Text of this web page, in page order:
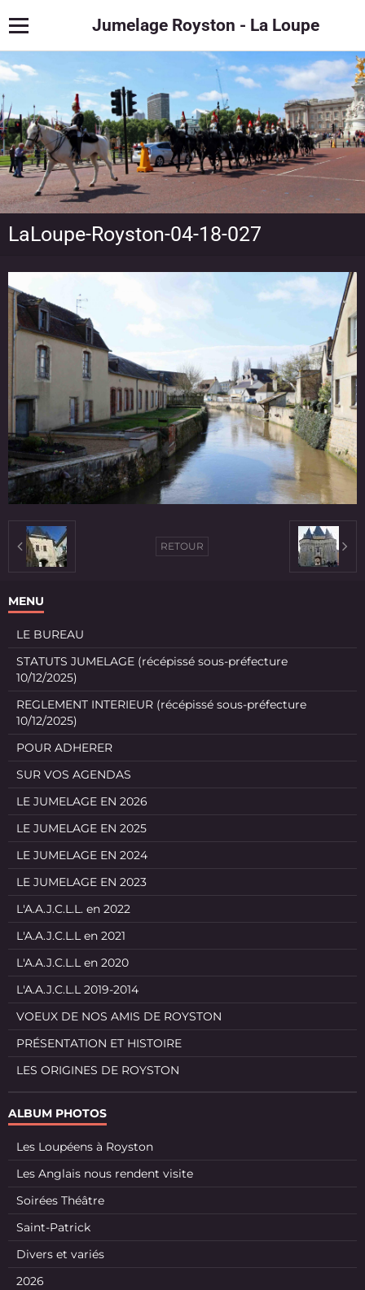
Jumelage Royston - La Loupe
LaLoupe-Royston-04-18-027
RETOUR
MENU
LE BUREAU
STATUTS JUMELAGE (récépissé sous-préfecture
10/12/2025)
REGLEMENT INTERIEUR (récépissé sous-préfecture
10/12/2025)
POUR ADHERER
SUR VOS AGENDAS
LE JUMELAGE EN 2026
LE JUMELAGE EN 2025
LE JUMELAGE EN 2024
LE JUMELAGE EN 2023
L'A.A.J.C.L.L. en 2022
L'A.A.J.C.L.L en 2021
L'A.A.J.C.L.L en 2020
L'A.A.J.C.L.L 2019-2014
VOEUX DE NOS AMIS DE ROYSTON
PRÉSENTATION ET HISTOIRE
LES ORIGINES DE ROYSTON
ALBUM PHOTOS
Les Loupéens à Royston
Les Anglais nous rendent visite
Soirées Théâtre
Saint-Patrick
Divers et variés
2026